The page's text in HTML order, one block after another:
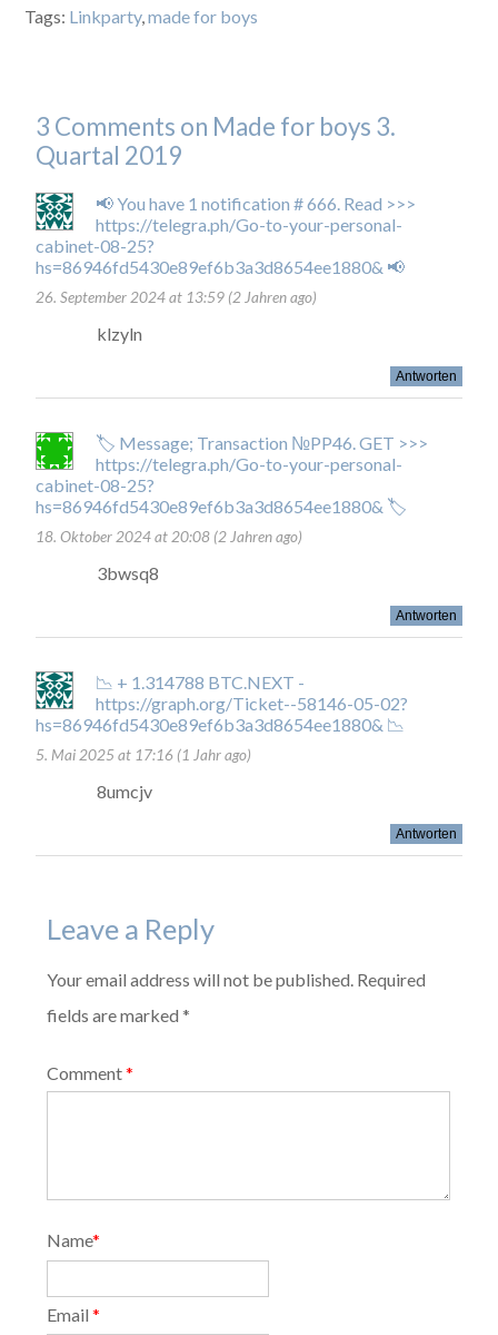
Tags: Linkparty,made for boys
3 Comments on Made for boys 3.
Quartal 2019
📢 You have 1 notification # 666. Read >>>
https://telegra.ph/Go-to-your-personal-
cabinet-08-25?
hs=86946fd5430e89ef6b3a3d8654ee1880& 📢
26. September 2024 at 13:59 (2 Jahren ago)
klzyln
Antworten
🏷 Message; Transaction №PP46. GET >>>
https://telegra.ph/Go-to-your-personal-
cabinet-08-25?
hs=86946fd5430e89ef6b3a3d8654ee1880& 🏷
18. Oktober 2024 at 20:08 (2 Jahren ago)
3bwsq8
Antworten
📉 + 1.314788 BTC.NEXT -
https://graph.org/Ticket--58146-05-02?
hs=86946fd5430e89ef6b3a3d8654ee1880& 📉
5. Mai 2025 at 17:16 (1 Jahr ago)
8umcjv
Antworten
Leave a Reply
Your email address will not be published. Required
fields are marked *
Comment*
Name*
Email*